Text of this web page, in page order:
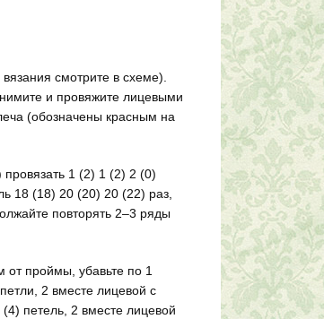
смотрите в схеме).
и провяжите лицевыми
(обозначены красным на
1 (2) 1 (2) 2 (0)
18 (18) 20 (20) 20 (22) раз,
повторять 2–3 ряды
от проймы, убавьте по 1
2 вместе лицевой с
петель, 2 вместе лицевой